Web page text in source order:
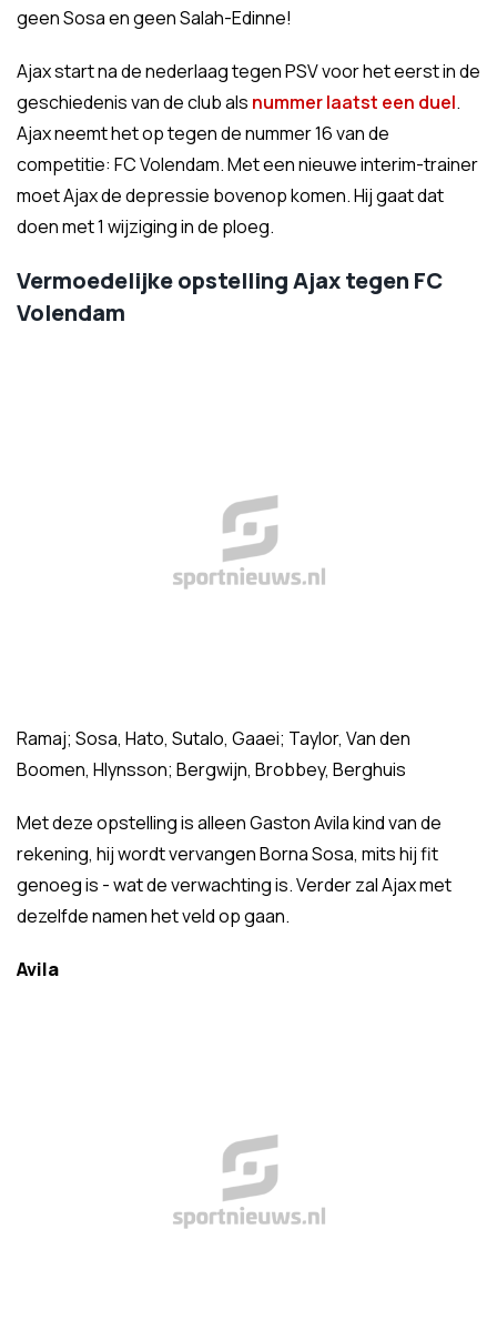
geen Sosa en geen Salah-Edinne!
Ajax start na de nederlaag tegen PSV voor het eerst in de
geschiedenis van de club als nummer laatst een duel.
Ajax neemt het op tegen de nummer 16 van de
competitie: FC Volendam. Met een nieuwe interim-trainer
moet Ajax de depressie bovenop komen. Hij gaat dat
doen met 1 wijziging in de ploeg.
Vermoedelijke opstelling Ajax tegen FC
Volendam
Ramaj; Sosa, Hato, Sutalo, Gaaei; Taylor, Van den
Boomen, Hlynsson; Bergwijn, Brobbey, Berghuis
Met deze opstelling is alleen Gaston Avila kind van de
rekening, hij wordt vervangen Borna Sosa, mits hij fit
genoeg is - wat de verwachting is. Verder zal Ajax met
dezelfde namen het veld op gaan.
Avila